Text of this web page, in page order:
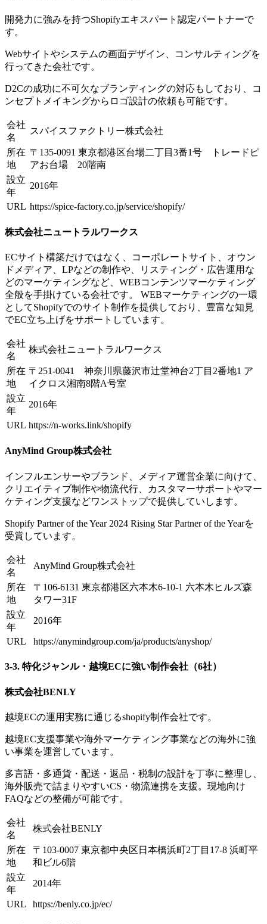
開発力に強みを持つShopifyエキスパート認定パートナーで
す。
Webサイトやシステムの画面デザイン、コンサルティングを
行ってきた会社です。
D2Cの成功に不可欠なブランディングの対応もしており、コ
ンセプトメイキングからロゴ設計の依頼も可能です。
会社
名
スパイスファクトリー株式会社
所在
地
〒135-0091 東京都港区台場二丁目3番1号 トレードピ
アお台場 20階南
設立
年
2016年
URL https://spice-factory.co.jp/service/shopify/
株式会社ニュートラルワークス
ECサイト構築だけではなく、コーポレートサイト、オウン
ドメディア、LPなどの制作や、リスティング・広告運用な
どのマーケティングなど、WEBコンテンツマーケティング
全般を手掛けている会社です。 WEBマーケティングの一環
としてShopifyでのサイト制作を提供しており、豊富な知見
でEC立ち上げをサポートしています。
会社
名
株式会社ニュートラルワークス
所在
地
〒251-0041 神奈川県藤沢市辻堂神台2丁目2番地1 ア
イクロス湘南8階A号室
設立
年
2016年
URL https://n-works.link/shopify
AnyMind Group株式会社
インフルエンサーやブランド、メディア運営企業に向けて、
クリエイティブ制作や物流代行、カスタマーサポートやマー
ケティング支援などワンストップで提供していします。
Shopify Partner of the Year 2024 Rising Star Partner of the Yearを
受賞しています。
会社
名
AnyMind Group株式会社
所在
地
〒106-6131 東京都港区六本木6-10-1 六本木ヒルズ森
タワー31F
設立
年
2016年
URL https://anymindgroup.com/ja/products/anyshop/
3-3. 特化ジャンル・越境ECに強い制作会社（6社）
株式会社BENLY
越境ECの運用実務に通じるshopify制作会社です。
越境EC支援事業や海外マーケティング事業などの海外に強
い事業を運営しています。
多言語・多通貨・配送・返品・税制の設計を丁寧に整理し、
海外販売で詰まりやすいCS・物流連携を支援。現地向け
FAQなどの整備が可能です。
会社
名
株式会社BENLY
所在
地
〒103-0007 東京都中央区日本橋浜町2丁目17-8 浜町平
和ビル6階
設立
年
2014年
URL https://benly.co.jp/ec/